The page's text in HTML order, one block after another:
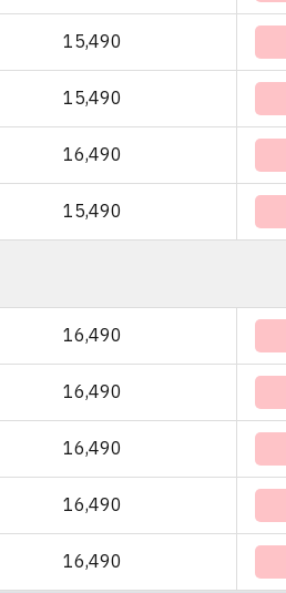
15,490
15,490
16,490
15,490
16,490
16,490
16,490
16,490
16,490